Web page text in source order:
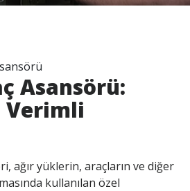
Asansörü:
Verimli
ağır yüklerin, araçların ve diğer
kullanılan özel